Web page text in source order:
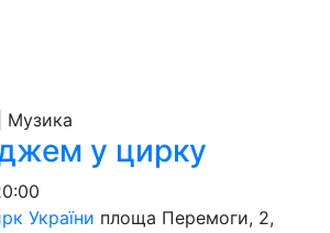
Музика
у цирку
України площа Перемоги, 2,